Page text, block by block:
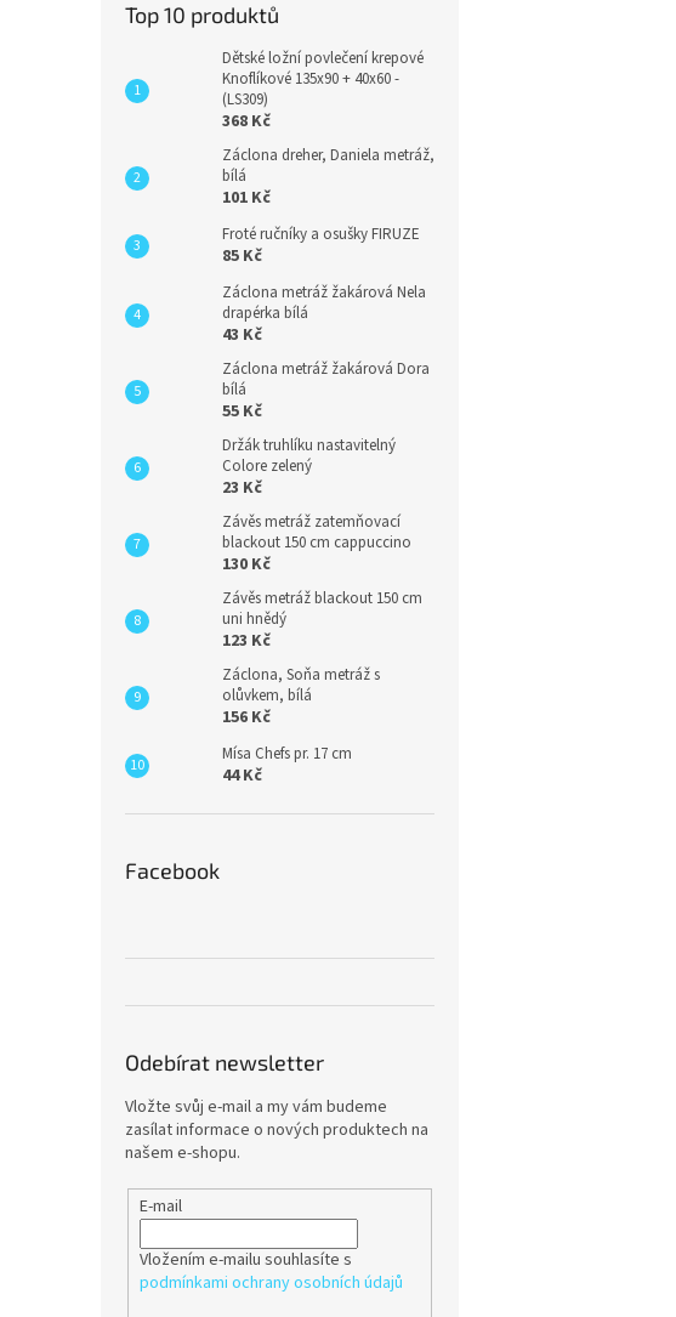
Top 10 produktů
Dětské ložní povlečení krepové
Knoflíkové 135x90 + 40x60 -
(LS309)
368 Kč
Záclona dreher, Daniela metráž,
bílá
101 Kč
Froté ručníky a osušky FIRUZE
85 Kč
Záclona metráž žakárová Nela
drapérka bílá
43 Kč
Záclona metráž žakárová Dora
bílá
55 Kč
Držák truhlíku nastavitelný
Colore zelený
23 Kč
Závěs metráž zatemňovací
blackout 150 cm cappuccino
130 Kč
Závěs metráž blackout 150 cm
uni hnědý
123 Kč
Záclona, Soňa metráž s
olůvkem, bílá
156 Kč
Mísa Chefs pr. 17 cm
44 Kč
Facebook
Odebírat newsletter
Vložte svůj e-mail a my vám budeme
zasílat informace o nových produktech na
našem e-shopu.
E-mail
Vložením e-mailu souhlasíte s
podmínkami ochrany osobních údajů